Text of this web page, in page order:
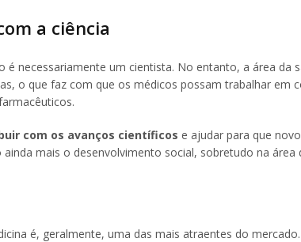
a ciência
necessariamente um cientista. No entanto, a área da
o que faz com que os médicos possam trabalhar em
com os avanços científicos e ajudar para que
mais o desenvolvimento social, sobretudo na área
é, geralmente, uma das mais atraentes do